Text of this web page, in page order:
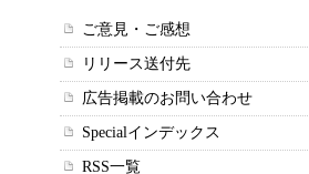
ご意見・ご感想
リリース送付先
広告掲載のお問い合わせ
Specialインデックス
RSS一覧